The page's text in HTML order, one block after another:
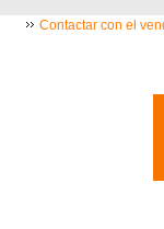
Contactar con el